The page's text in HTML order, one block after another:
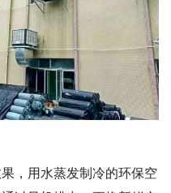
，用水蒸发制冷的环保空